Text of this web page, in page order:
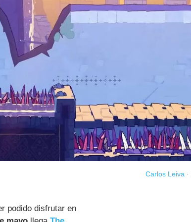
Carlos Leiva ·
podido disfrutar en